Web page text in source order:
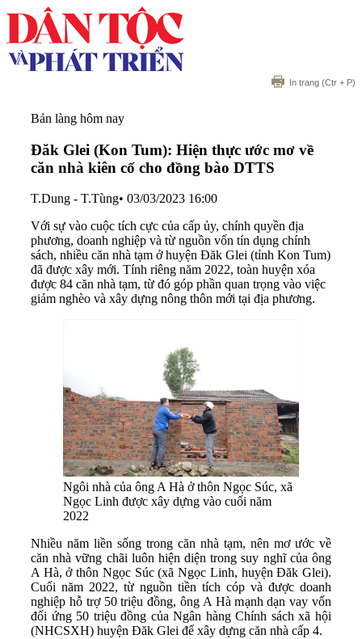
In trang (Ctr + P)
Bản làng hôm nay
Đăk Glei (Kon Tum): Hiện thực ước mơ về
căn nhà kiên cố cho đồng bào DTTS
T.Dung - T.Tùng• 03/03/2023 16:00
Với sự vào cuộc tích cực của cấp ủy, chính quyền địa
phương, doanh nghiệp và từ nguồn vốn tín dụng chính
sách, nhiều căn nhà tạm ở huyện Đăk Glei (tỉnh Kon Tum)
đã được xây mới. Tính riêng năm 2022, toàn huyện xóa
được 84 căn nhà tạm, từ đó góp phần quan trọng vào việc
giảm nghèo và xây dựng nông thôn mới tại địa phương.
Ngôi nhà của ông A Hà ở thôn Ngọc Súc, xã
Ngọc Linh được xây dựng vào cuối năm
2022
Nhiều năm liền sống trong căn nhà tạm, nên mơ ước về
căn nhà vững chãi luôn hiện diện trong suy nghĩ của ông
A Hà, ở thôn Ngọc Súc (xã Ngọc Linh, huyện Đăk Glei).
Cuối năm 2022, từ nguồn tiền tích cóp và được doanh
nghiệp hỗ trợ 50 triệu đồng, ông A Hà mạnh dạn vay vốn
đối ứng 50 triệu đồng của Ngân hàng Chính sách xã hội
(NHCSXH) huyện Đăk Glei để xây dựng căn nhà cấp 4.